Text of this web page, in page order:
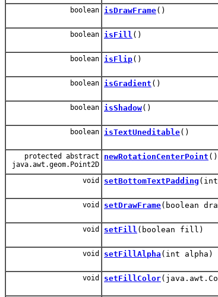
boolean isDrawFrame()
boolean isFill ()
boolean isFlip()
boolean isGradient ()
boolean isShadow()
boolean isTextUneditable()
protected abstract
java.awt.geom.Point2D
newRotationCenterPoint ()
void setBottomTextPadding (int
void setDrawFrame(boolean
void setFill (boolean fill)
void setFillAlpha (int alpha)
void setFillColor